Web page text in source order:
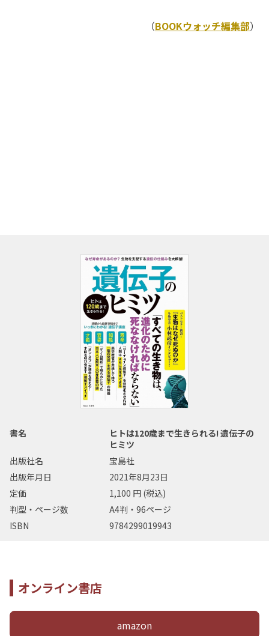
（BOOKウォッチ編集部）
書名
ヒトは120歳まで生きられる! 遺伝子の
ヒミツ
出版社名
宝島社
出版年月日
2021年8月23日
定価
1,100 円 (税込)
判型・ページ数
A4判・96ページ
ISBN
9784299019943
オンライン書店
amazon